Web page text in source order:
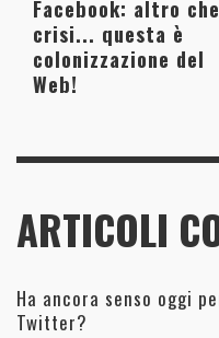
Facebook: altro che
crisi... questa è
colonizzazione del
Web!
ARTICOLI
Ha ancora senso oggi
Twitter?